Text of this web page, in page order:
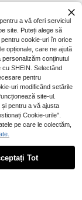
a vă oferi serviciul
site. Puteți alege să
cookie-uri în orice
opționale, care ne ajută
conținutul
SHEIN. Selectând
pentru
uri modificând setările
site-ul.
și pentru a vă ajusta
Cookie-urile".
pe care le colectăm,
Tot